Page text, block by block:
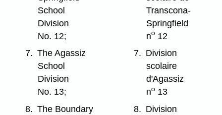
School
Division
No. 12;
7. The Agassiz
School
Division
No. 13;
8. The Boundary
Transcona-
Springfield
no 12
7. Division
scolaire
d'Agassiz
no 13
8. Division